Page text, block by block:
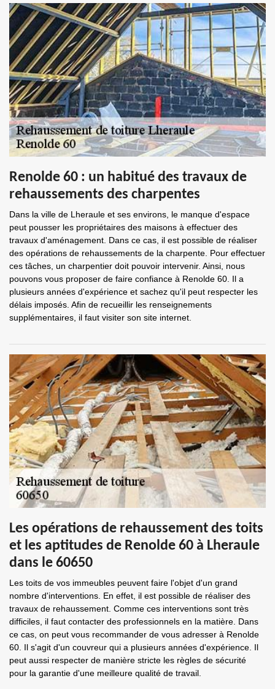
Renolde 60 : un habitué des travaux de
rehaussements des charpentes
Dans la ville de Lheraule et ses environs, le manque d'espace
peut pousser les propriétaires des maisons à effectuer des
travaux d'aménagement. Dans ce cas, il est possible de réaliser
des opérations de rehaussements de la charpente. Pour effectuer
ces tâches, un charpentier doit pouvoir intervenir. Ainsi, nous
pouvons vous proposer de faire confiance à Renolde 60. Il a
plusieurs années d'expérience et sachez qu'il peut respecter les
délais imposés. Afin de recueillir les renseignements
supplémentaires, il faut visiter son site internet.
Les opérations de rehaussement des toits
et les aptitudes de Renolde 60 à Lheraule
dans le 60650
Les toits de vos immeubles peuvent faire l'objet d'un grand
nombre d'interventions. En effet, il est possible de réaliser des
travaux de rehaussement. Comme ces interventions sont très
difficiles, il faut contacter des professionnels en la matière. Dans
ce cas, on peut vous recommander de vous adresser à Renolde
60. Il s'agit d'un couvreur qui a plusieurs années d'expérience. Il
peut aussi respecter de manière stricte les règles de sécurité
pour la garantie d'une meilleure qualité de travail.